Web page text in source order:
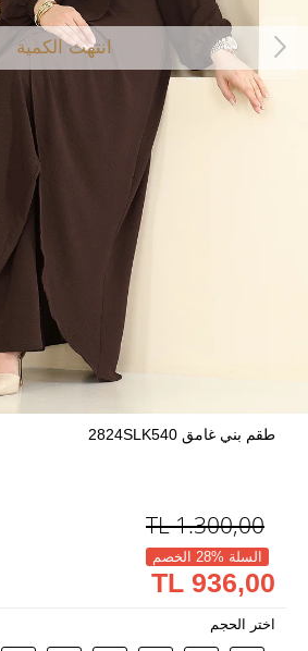
انتهت الكمية
طقم بني غامق 2824SLK540
1.300,00
TL
السلة %28 الخصم
936,00 TL
اختر الحجم